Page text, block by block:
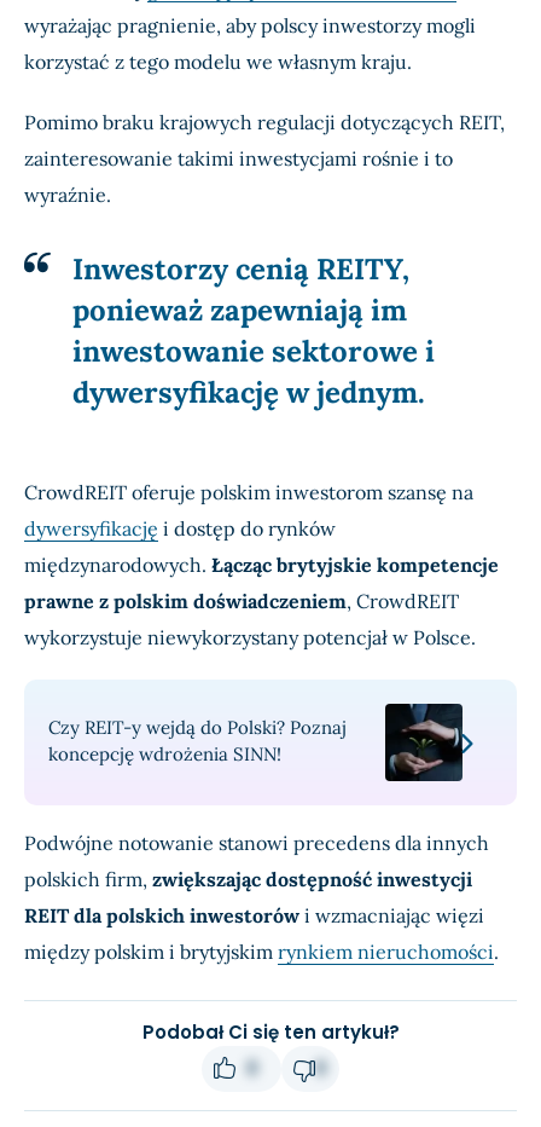
wyrażając pragnienie, aby polscy inwestorzy mogli
korzystać z tego modelu we własnym kraju.
Pomimo braku krajowych regulacji dotyczących REIT,
zainteresowanie takimi inwestycjami rośnie i to
wyraźnie.
Inwestorzy cenią REITY,
ponieważ zapewniają im
inwestowanie sektorowe i
dywersyfikację w jednym.
CrowdREIT oferuje polskim inwestorom szansę na
dywersyfikację i dostęp do rynków
międzynarodowych. Łącząc brytyjskie kompetencje
prawne z polskim doświadczeniem, CrowdREIT
wykorzystuje niewykorzystany potencjał w Polsce.
Czy REIT-y wejdą do Polski? Poznaj
koncepcję wdrożenia SINN!
Podwójne notowanie stanowi precedens dla innych
polskich firm, zwiększając dostępność inwestycji
REIT dla polskich inwestorów i wzmacniając więzi
między polskim i brytyjskim rynkiem nieruchomości.
Podobał Ci się ten artykuł?